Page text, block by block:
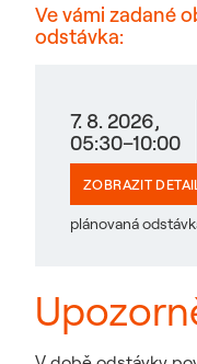
Ve vámi zadané
odstávka:
7. 8. 2026,
05:30–10:00
ZOBRAZIT
plánovaná